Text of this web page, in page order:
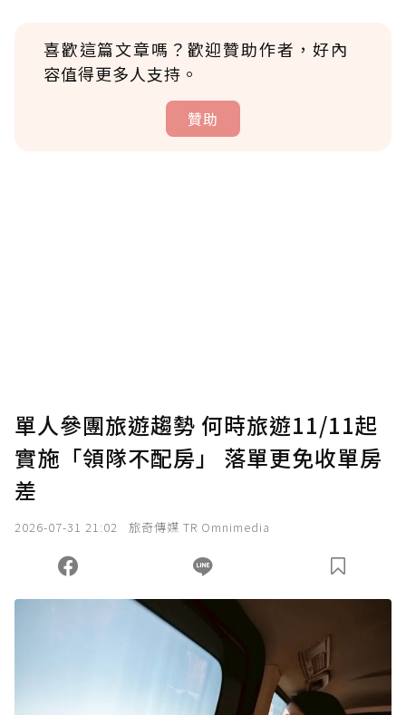
喜歡這篇文章嗎？歡迎贊助作者，好內
容值得更多人支持。
贊助
確認送出
您當前剩餘 U 利點數：0點；前往 購買點數
單人參團旅遊趨勢 何時旅遊11/11起
實施「領隊不配房」 落單更免收單房
差
2026-07-31 21:02 旅奇傳媒 TR Omnimedia